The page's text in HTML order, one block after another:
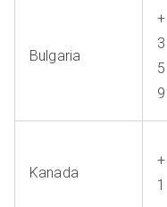
Bulgaria
+
3
5
9
Kanada
+
1